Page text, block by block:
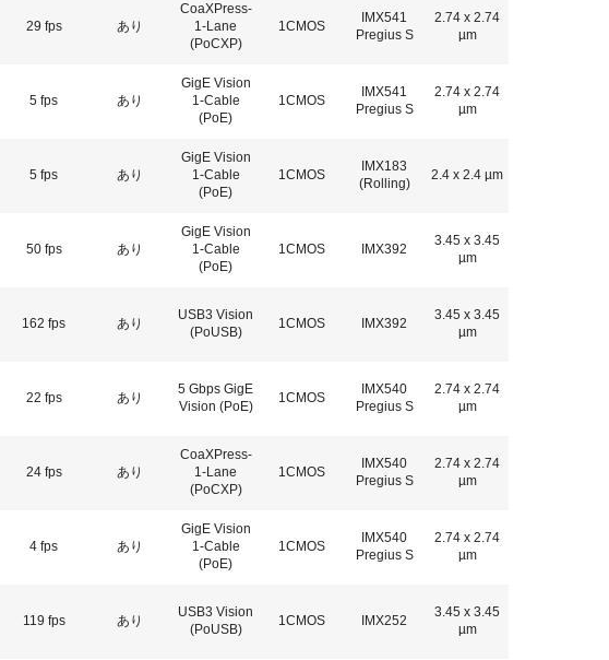
29 fps あり
CoaXPress-
1-Lane
(PoCXP)
1CMOS
IMX541
Pregius S
2.74 x 2.74
µm
5 fps あり
GigE Vision
1-Cable
(PoE)
1CMOS
IMX541
Pregius S
2.74 x 2.74
µm
5 fps あり
GigE Vision
1-Cable
(PoE)
1CMOS
IMX183
(Rolling)
2.4 x 2.4 µm
50 fps あり
GigE Vision
1-Cable
(PoE)
1CMOS IMX392
3.45 x 3.45
µm
162 fps あり
USB3 Vision
(PoUSB)
1CMOS IMX392
3.45 x 3.45
µm
22 fps あり
5 Gbps GigE
Vision (PoE)
1CMOS
IMX540
Pregius S
2.74 x 2.74
µm
24 fps あり
CoaXPress-
1-Lane
(PoCXP)
1CMOS
IMX540
Pregius S
2.74 x 2.74
µm
4 fps あり
GigE Vision
1-Cable
(PoE)
1CMOS
IMX540
Pregius S
2.74 x 2.74
µm
119 fps あり
USB3 Vision
(PoUSB)
1CMOS IMX252
3.45 x 3.45
µm